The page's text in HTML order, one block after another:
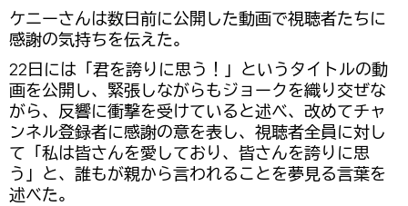
ケニーさんは数日前に公開した動画で視聴者たちに
感謝の気持ちを伝えた。
22日には「君を誇りに思う！」というタイトルの動
画を公開し、緊張しながらもジョークを織り交ぜな
がら、反響に衝撃を受けていると述べ、改めてチャ
ンネル登録者に感謝の意を表し、視聴者全員に対し
て「私は皆さんを愛しており、皆さんを誇りに思
う」と、誰もが親から言われることを夢見る言葉を
述べた。